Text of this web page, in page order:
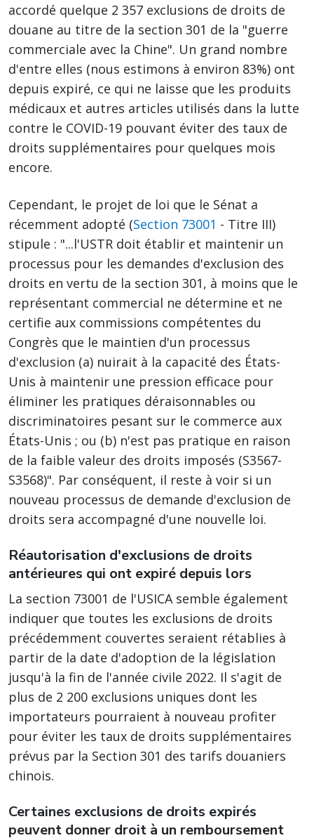
accordé quelque 2 357 exclusions de droits de
douane au titre de la section 301 de la "guerre
commerciale avec la Chine". Un grand nombre
d'entre elles (nous estimons à environ 83%) ont
depuis expiré, ce qui ne laisse que les produits
médicaux et autres articles utilisés dans la lutte
contre le COVID-19 pouvant éviter des taux de
droits supplémentaires pour quelques mois
encore.
Cependant, le projet de loi que le Sénat a
récemment adopté (Section 73001 - Titre III)
stipule : "...l'USTR doit établir et maintenir un
processus pour les demandes d'exclusion des
droits en vertu de la section 301, à moins que le
représentant commercial ne détermine et ne
certifie aux commissions compétentes du
Congrès que le maintien d'un processus
d'exclusion (a) nuirait à la capacité des États-
Unis à maintenir une pression efficace pour
éliminer les pratiques déraisonnables ou
discriminatoires pesant sur le commerce aux
États-Unis ; ou (b) n'est pas pratique en raison
de la faible valeur des droits imposés (S3567-
S3568)". Par conséquent, il reste à voir si un
nouveau processus de demande d'exclusion de
droits sera accompagné d'une nouvelle loi.
Réautorisation d'exclusions de droits
antérieures qui ont expiré depuis lors
La section 73001 de l'USICA semble également
indiquer que toutes les exclusions de droits
précédemment couvertes seraient rétablies à
partir de la date d'adoption de la législation
jusqu'à la fin de l'année civile 2022. Il s'agit de
plus de 2 200 exclusions uniques dont les
importateurs pourraient à nouveau profiter
pour éviter les taux de droits supplémentaires
prévus par la Section 301 des tarifs douaniers
chinois.
Certaines exclusions de droits expirés
peuvent donner droit à un remboursement